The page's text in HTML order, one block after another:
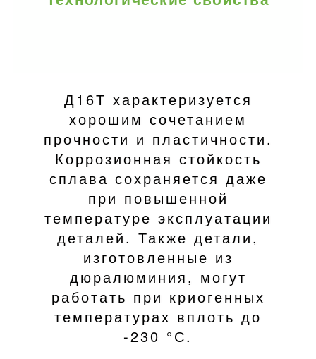
Д16Т характеризуется
хорошим сочетанием
прочности и пластичности.
Коррозионная стойкость
сплава сохраняется даже
при повышенной
температуре эксплуатации
деталей. Также детали,
изготовленные из
дюралюминия, могут
работать при криогенных
температурах вплоть до
-230 °С.